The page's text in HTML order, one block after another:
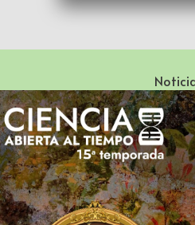
Especialización en